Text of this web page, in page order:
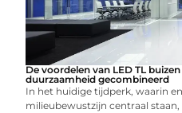
De voordelen van LED TL
duurzaamheid gecombineerd
In het huidige tijdperk, waarin
milieubewustzijn centraal staan,